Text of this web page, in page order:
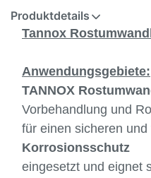
Produktdetails
Tannox
Anwendungsgebiete:
TANNOX
Vorbehandlung und
für einen sicheren und
Korrosionsschutz
eingesetzt und eignet